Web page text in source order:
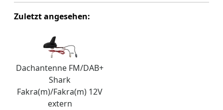
Zuletzt angesehen:
Dachantenne FM/DAB+
Shark
Fakra(m)/Fakra(m) 12V
extern